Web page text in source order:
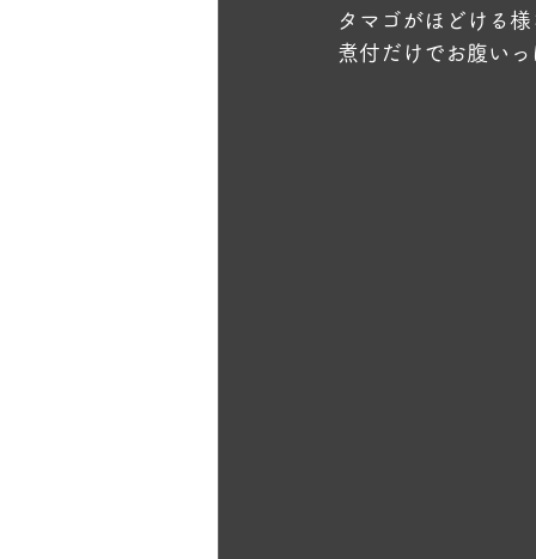
タマゴがほどける
煮付だけでお腹い